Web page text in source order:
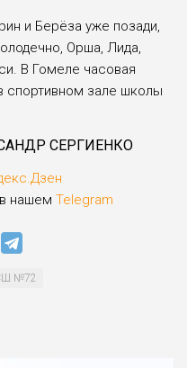
и Берёза уже позади,
Орша, Лида,
В Гомеле часовая
спортивном зале школы
СЕРГИЕНКО
нашем Telegram
№72